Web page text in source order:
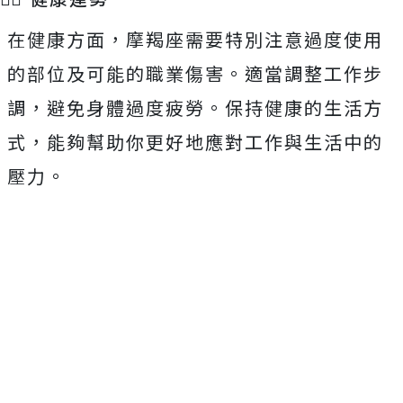
在健康方面，摩羯座需要特別注意過度使用
的部位及可能的職業傷害。適當調整工作步
調，避免身體過度疲勞。保持健康的生活方
式，能夠幫助你更好地應對工作與生活中的
壓力。